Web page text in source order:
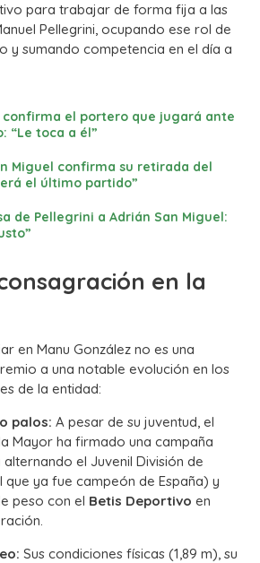
para trabajar de forma fija a las
Pellegrini, ocupando ese rol de
y sumando competencia en el día a
confirma el portero que jugará ante
“Le toca a él”
Miguel confirma su retirada del
el último partido”
de Pellegrini a Adrián San Miguel:
en la
en Manu González no es una
a una notable evolución en los
de la entidad:
palos: A pesar de su juventud, el
Mayor ha firmado una campaña
el Juvenil División de
que ya fue campeón de España) y
peso con el Betis Deportivo en
Sus condiciones físicas (1,89 m), su